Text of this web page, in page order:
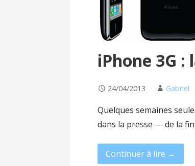
iPhone 3G :
24/04/2013 Gabriel
Quelques semaines
dans la presse — de la
Continuer à lire →